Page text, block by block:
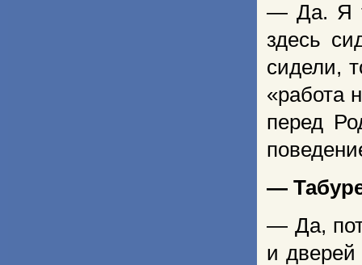
— Да. Я
здесь
сидели,
«работа
перед
—
— Да,
и